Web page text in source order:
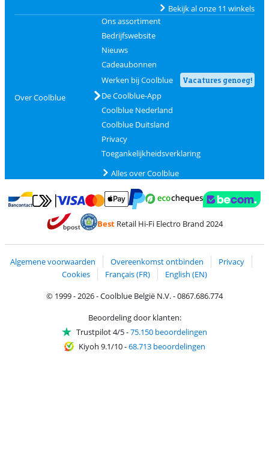
Bekijk al onze 11 winkels
Over Coolblue
Ons assortiment
Bedrijfswebsite
Nieuws
Cadeaubonnen
Werken bij Coolblue
Vacatures genoeg!
De Coolblue-App
Coolblue Nederland
Coolblue Duitsland
Privacy
Toegankelijkheidsverklaring
Alles over Coolblue
Betalen met Bancontact
Betalen met MasterCard en Visa via ClickToPay
BestRetail Hi-Fi Electro Brand 2024
Algemene voorwaarden Overeenkomst ontbinden
Privacy
Cookies
Français (FR)
English (EN)
© 1999 - 2026 - Coolblue België N.V. - 0867.686.774
Beoordeling door klanten:
Trustpilot 4/5-75.150 beoordelingen
Kiyoh 9.1/10-68.713 beoordelingen